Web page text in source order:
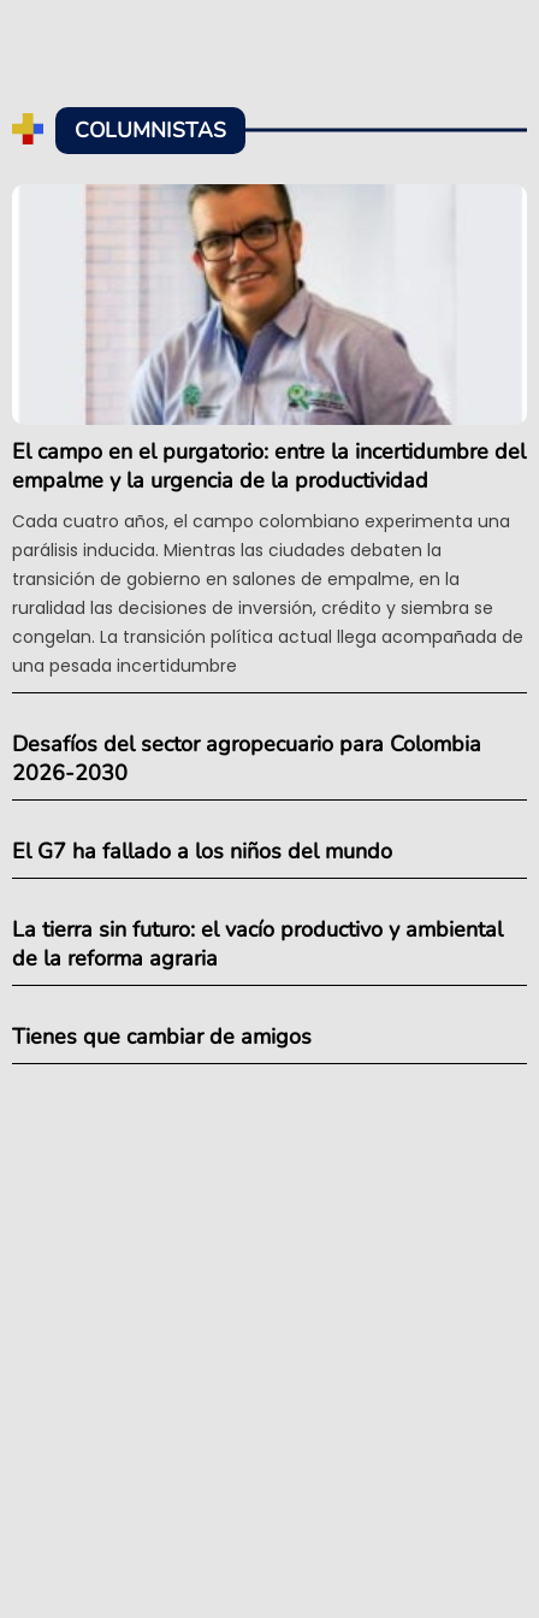
COLUMNISTAS
El campo en el purgatorio: entre la incertidumbre del
empalme y la urgencia de la productividad
Cada cuatro años, el campo colombiano experimenta una
parálisis inducida. Mientras las ciudades debaten la
transición de gobierno en salones de empalme, en la
ruralidad las decisiones de inversión, crédito y siembra se
congelan. La transición política actual llega acompañada de
una pesada incertidumbre
Desafíos del sector agropecuario para Colombia
2026-2030
El G7 ha fallado a los niños del mundo
La tierra sin futuro: el vacío productivo y ambiental
de la reforma agraria
Tienes que cambiar de amigos